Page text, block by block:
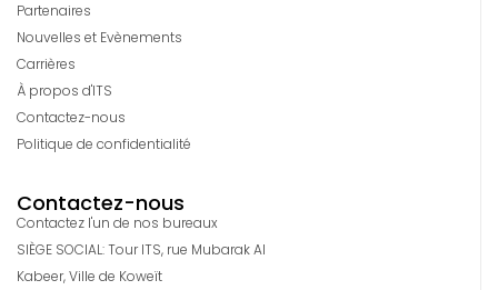
Partenaires
Nouvelles et Evènements
Carrières
À propos d'ITS
Contactez-nous
Politique de confidentialité
Contactez-nous
Contactez l'un de nos bureaux
SIÈGE SOCIAL: Tour ITS, rue Mubarak Al
Kabeer, Ville de Koweït